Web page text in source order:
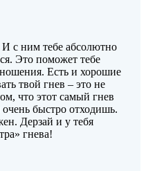
И с ним тебе абсолютно
Это поможет тебе
Есть и хорошие
твой гнев – это не
что этот самый гнев
быстро отходишь.
Дерзай и у тебя
гнева!